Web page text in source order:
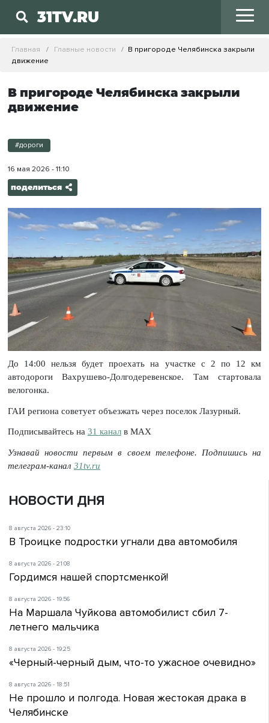
31TV.RU
Главная Главные новости
В пригороде Челябинска закрыли
движение
В пригороде Челябинска закрыли
движение
#дороги
16 мая 2026 - 11:10
поделиться
До 14:00 нельзя будет проехать на участке с 2 по 12 км
автодороги Вахрушево-Долгодеревенское. Там стартовала
велогонка.
ГАИ региона советует объезжать через поселок Лазурный.
Подписывайтесь на 31 каналв МАХ
Узнавай новости первым в своем телефоне. Подпишись на
телеграм-канал 31tv.ru
НОВОСТИ ДНЯ
8 августа 2026 - 23:10
В Троицке подростки угнали два автомобиля
8 августа 2026 - 21:08
Гордимся нашей спортсменкой!
8 августа 2026 - 19:56
На Маршала Чуйкова автомобилист сбил 7-
летнего мальчика
8 августа 2026 - 19:25
«Черный-черный дым, что-то ужасное очевидно»
8 августа 2026 - 18:51
Не прошло и полгода. Новая жестокая драка в
Челябинске